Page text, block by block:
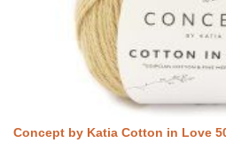
Concept by Katia Cotton in Love